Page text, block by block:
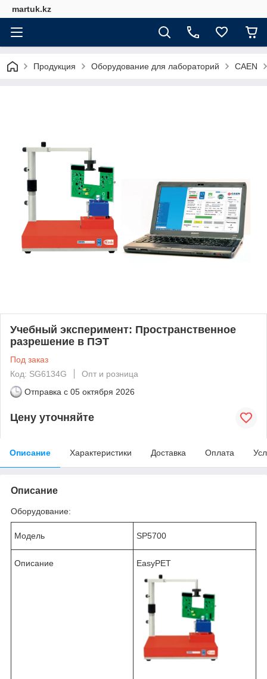
martuk.kz
Продукция Оборудование для лабораторий CAEN
Учебный эксперимент: Пространственное
разрешение в ПЭТ
Под заказ
Код: SG6134G
Опт и розница
Отправка с 05 октября 2026
Цену уточняйте
Описание Характеристики Доставка Оплата
Описание
Оборудование:
Модель SP5700
Описание EasyPET